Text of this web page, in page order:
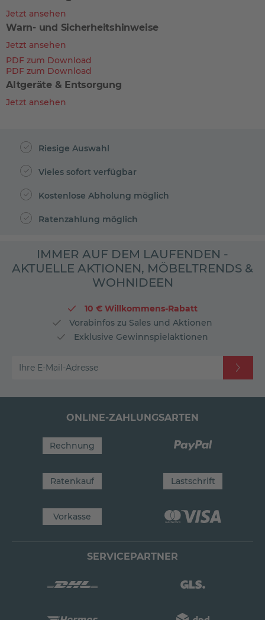
Jetzt ansehen
Warn- und Sicherheitshinweise
Jetzt ansehen
PDF zum Download
PDF zum Download
Altgeräte & Entsorgung
Jetzt ansehen
Riesige Auswahl
Vieles sofort verfügbar
Kostenlose Abholung möglich
Ratenzahlung möglich
IMMER AUF DEM LAUFENDEN -
AKTUELLE AKTIONEN, MÖBELTRENDS &
WOHNIDEEN
10 € Willkommens-Rabatt
Vorabinfos zu Sales und Aktionen
Exklusive Gewinnspielaktionen
Ihre E-Mail-Adresse
ONLINE-ZAHLUNGSARTEN
Rechnung
Ratenkauf Lastschrift
Vorkasse
SERVICEPARTNER